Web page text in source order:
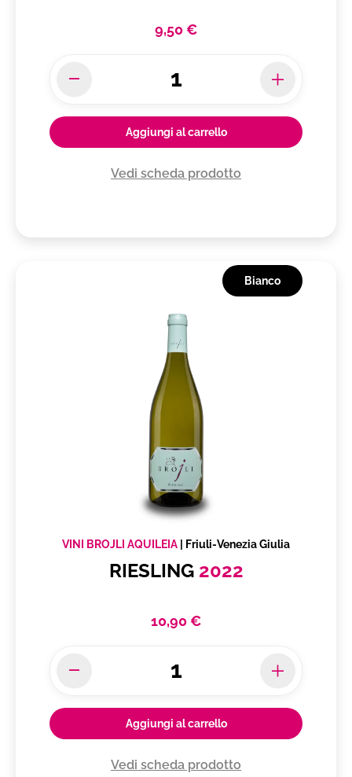
9,50 €
Aggiungi al carrello
Vedi scheda prodotto
Bianco
VINI BROJLI AQUILEIA | Friuli-Venezia Giulia
RIESLING 2022
10,90 €
Aggiungi al carrello
Vedi scheda prodotto